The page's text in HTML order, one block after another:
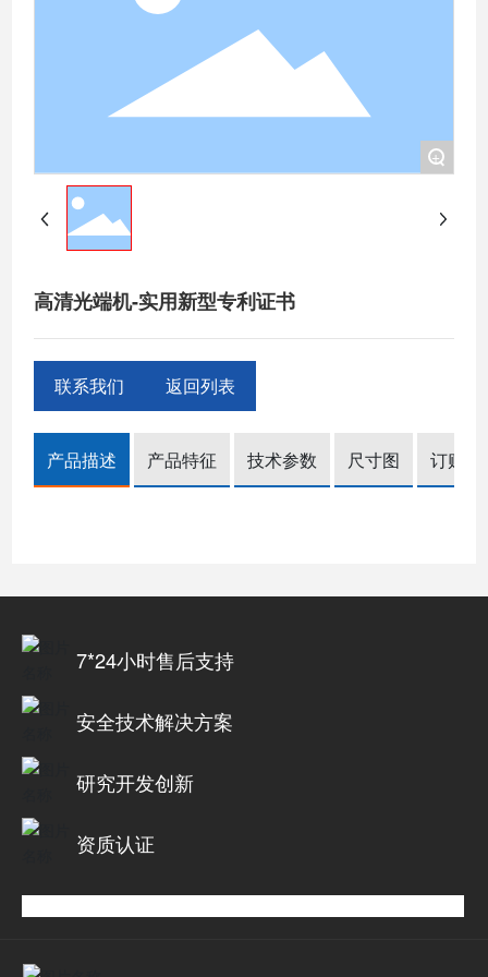
+
高清光端机-实用新型专利证书
联系我们 返回列表
产品描述 产品特征 技术参数 尺寸图 订购信
7*24小时售后支持
安全技术解决方案
研究开发创新
资质认证